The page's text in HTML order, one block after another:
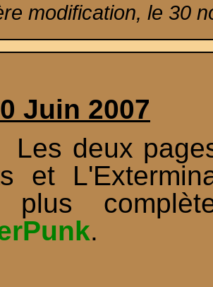
modification, le 30
Juin 2007
deux
et
plus
.